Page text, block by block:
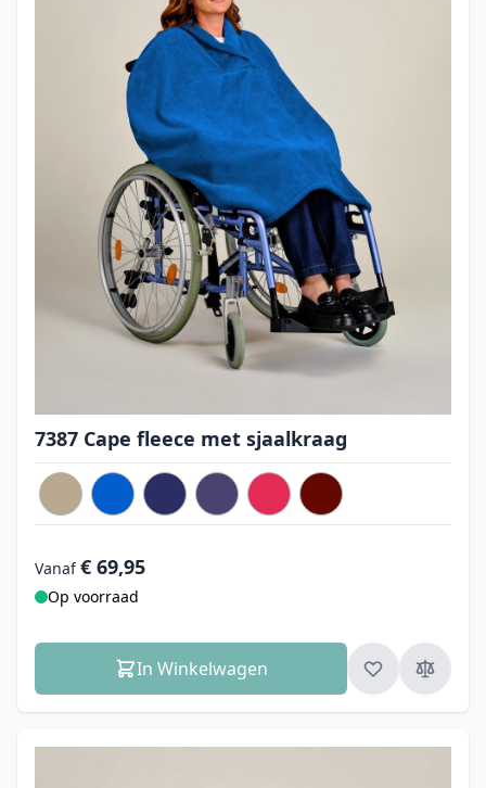
7387 Cape fleece met sjaalkraag
Vanaf € 69,95
Op voorraad
In Winkelwagen